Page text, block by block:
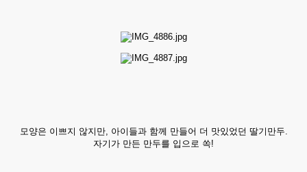
모양은 이쁘지 않지만, 아이들과 함께 만들어 더 맛있었던 딸기만두.
자기가 만든 만두를 입으로 쏙!